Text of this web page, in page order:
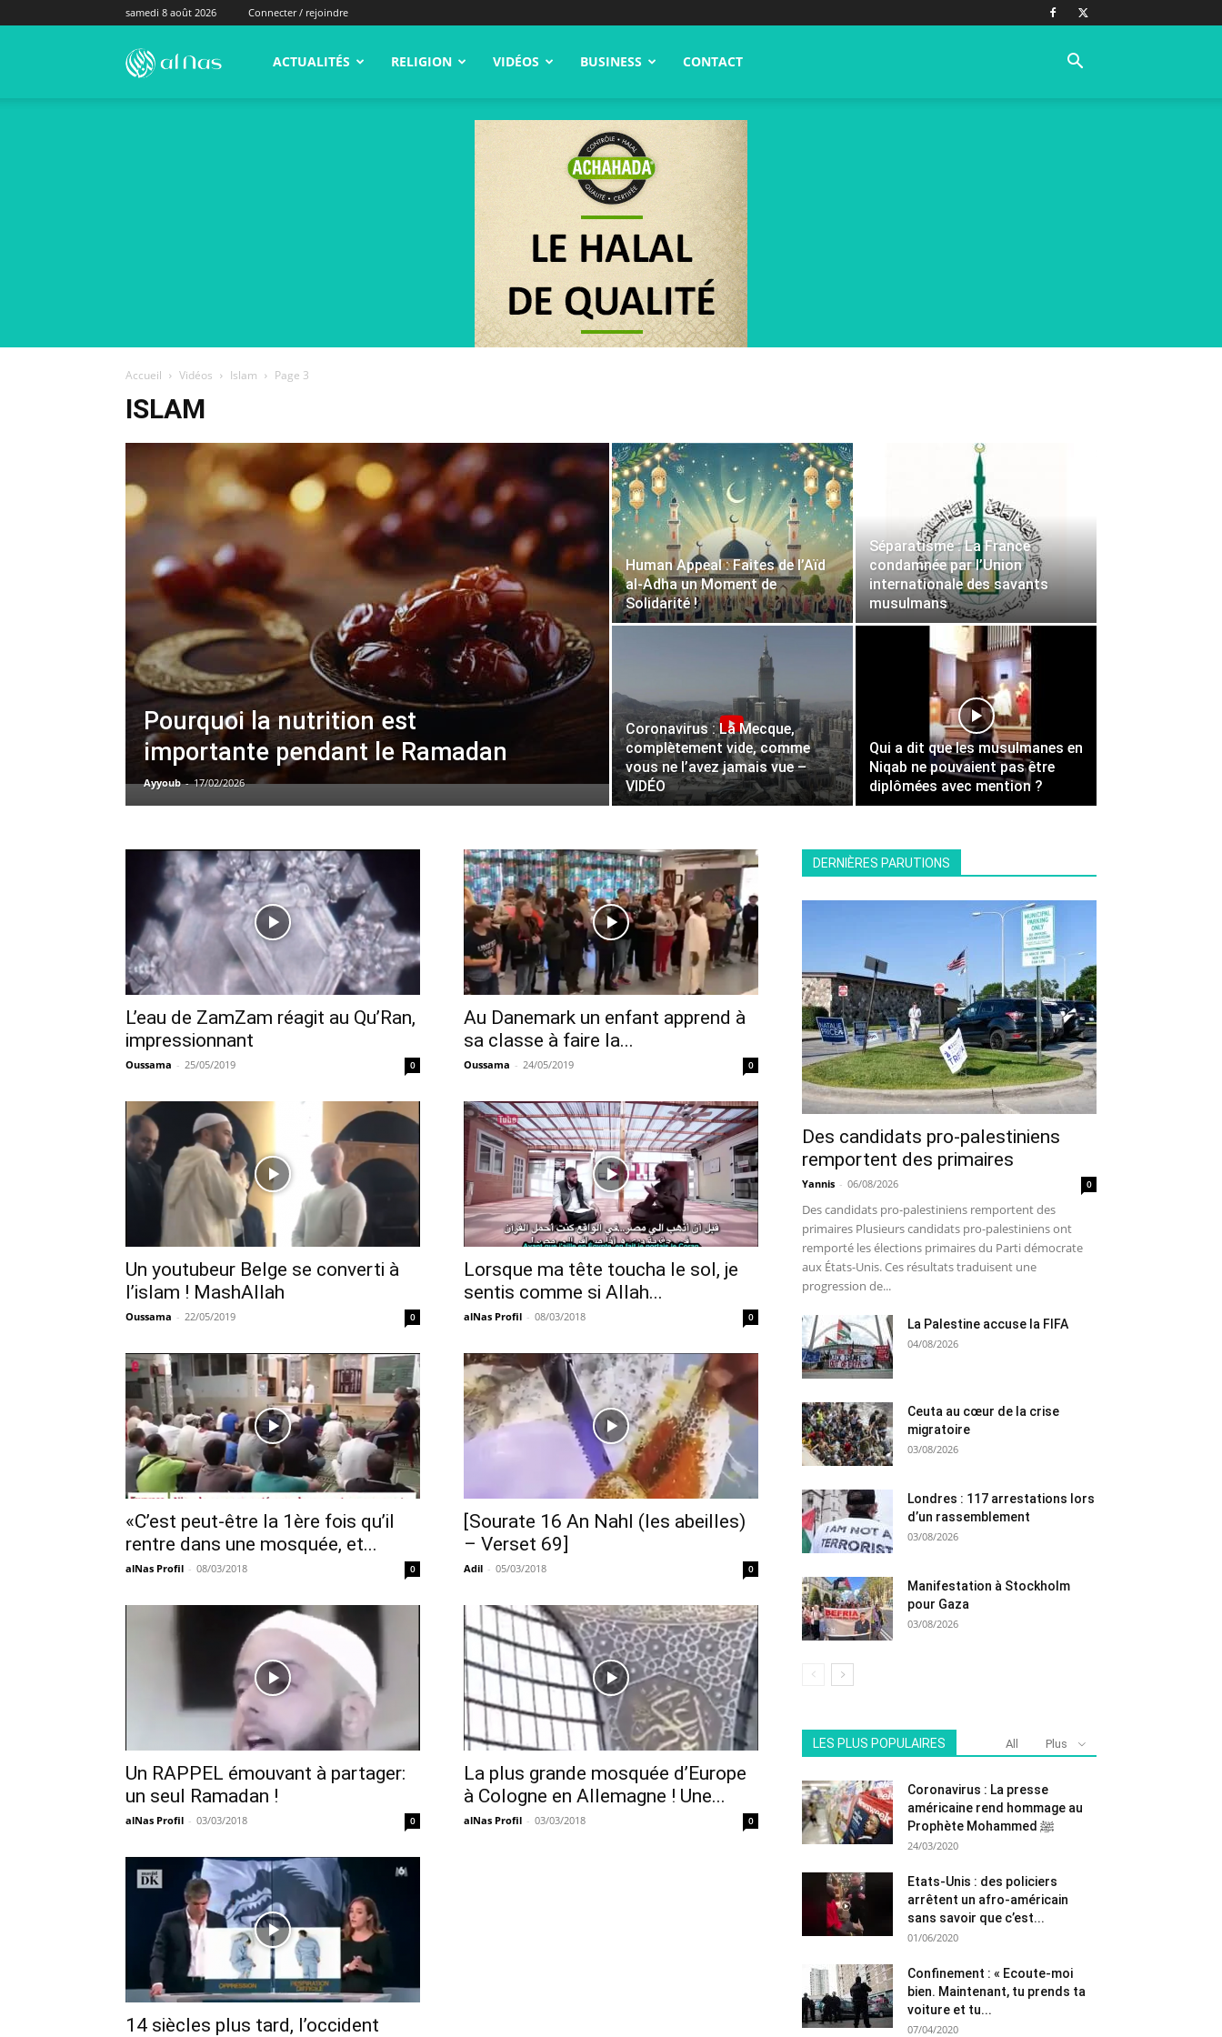
samedi 8 août 2026 Connecter / rejoindre
alNas.fr ACTUALITÉS RELIGION VIDÉOS BUSINESS CONTACT
Accueil Vidéos Islam Page 3
ISLAM
Pourquoi la nutrition est
importante pendant le Ramadan
Ayyoub - 17/02/2026
Human Appeal : Faites de l’Aïd
al-Adha un Moment de
Solidarité !
Séparatisme : La France
condamnée par l’Union
internationale des savants
musulmans
Coronavirus : La Mecque,
complètement vide, comme
vous ne l’avez jamais vue –
VIDÉO
Qui a dit que les musulmanes en
Niqab ne pouvaient pas être
diplômées avec mention ?
L’eau de ZamZam réagit au Qu’Ran,
impressionnant
Oussama - 25/05/2019 0
Au Danemark un enfant apprend à
sa classe à faire la...
Oussama - 24/05/2019 0
Un youtubeur Belge se converti à
l’islam ! MashAllah
Oussama - 22/05/2019 0
Lorsque ma tête toucha le sol, je
sentis comme si Allah...
alNas Profil - 08/03/2018 0
«C’est peut-être la 1ère fois qu’il
rentre dans une mosquée, et...
alNas Profil - 08/03/2018 0
[Sourate 16 An Nahl (les abeilles)
– Verset 69]
Adil - 05/03/2018 0
Un RAPPEL émouvant à partager:
un seul Ramadan !
alNas Profil - 03/03/2018 0
La plus grande mosquée d’Europe
à Cologne en Allemagne ! Une...
alNas Profil - 03/03/2018 0
14 siècles plus tard, l’occident
DERNIÈRES PARUTIONS
Des candidats pro-palestiniens
remportent des primaires
Yannis - 06/08/2026 0
Des candidats pro-palestiniens remportent des
primaires Plusieurs candidats pro-palestiniens ont
remporté les élections primaires du Parti démocrate
aux États-Unis. Ces résultats traduisent une
progression de...
La Palestine accuse la FIFA
04/08/2026
Ceuta au cœur de la crise
migratoire
03/08/2026
Londres : 117 arrestations lors
d’un rassemblement
03/08/2026
Manifestation à Stockholm
pour Gaza
03/08/2026
LES PLUS POPULAIRES All Plus
Coronavirus : La presse
américaine rend hommage au
Prophète Mohammed ﷺ
24/03/2020
Etats-Unis : des policiers
arrêtent un afro-américain
sans savoir que c’est...
01/06/2020
Confinement : « Ecoute-moi
bien. Maintenant, tu prends ta
voiture et tu...
07/04/2020